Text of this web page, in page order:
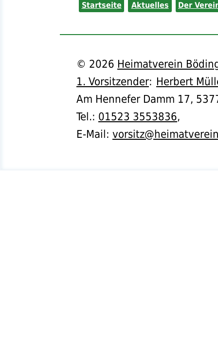
Startseite
Aktuelles Der
© 2026 Heimatverein
1. Vorsitzender: Herbert
Am Hennefer Damm 17,
Tel.: 01523 3553836,
E-Mail: